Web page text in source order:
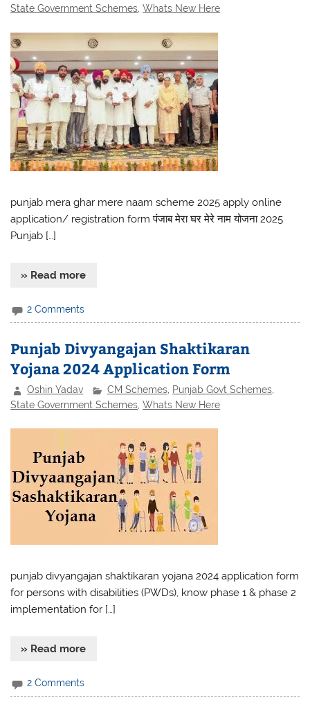
State Government Schemes,Whats New Here
punjab mera ghar mere naam scheme 2025 apply online
application/ registration form पंजाब मेरा घर मेरे नाम योजना 2025
Punjab […]
» Read more
2 Comments
Punjab Divyangajan Shaktikaran
Yojana 2024 Application Form
Oshin Yadav CM Schemes Punjab Govt Schemes
State Government Schemes ,Whats New Here
punjab divyangajan shaktikaran yojana 2024 application form
for persons with disabilities (PWDs), know phase 1 & phase 2
implementation for […]
» Read more
2 Comments